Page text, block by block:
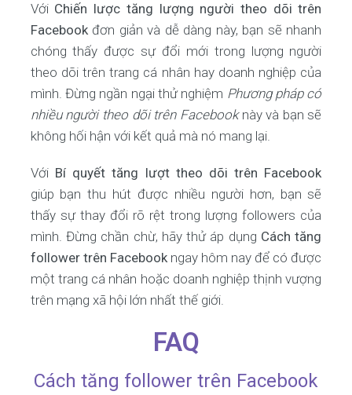
Với Chiến lược tăng lượng người theo dõi trên
Facebookđơn giản và dễ dàng này, bạn sẽ nhanh
chóng thấy được sự đổi mới trong lượng người
theo dõi trên trang cá nhân hay doanh nghiệp của
mình. Đừng ngần ngại thử nghiệm Phương pháp có
nhiều người theo dõi trên Facebooknày và bạn sẽ
không hối hận với kết quả mà nó mang lại.
Với Bí quyết tăng lượt theo dõi trên Facebook
giúp bạn thu hút được nhiều người hơn, bạn sẽ
thấy sự thay đổi rõ rệt trong lượng followers của
mình. Đừng chần chừ, hãy thử áp dụng Cách tăng
follower trên Facebookngay hôm nay để có được
một trang cá nhân hoặc doanh nghiệp thịnh vượng
trên mạng xã hội lớn nhất thế giới.
FAQ
Cách tăng follower trên Facebook